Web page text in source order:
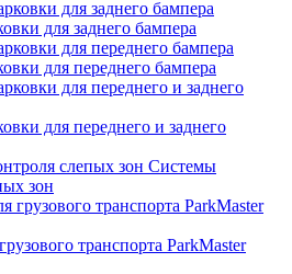
для заднего бампера
для переднего бампера
для переднего и заднего
Системы
зон
транспорта ParkMaster